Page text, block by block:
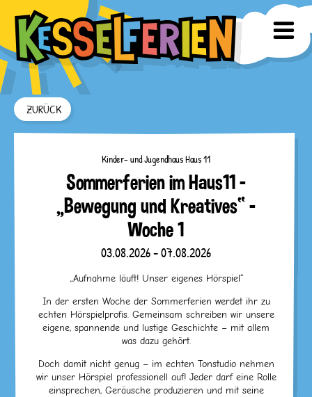
ZURÜCK
Kinder- und Jugendhaus Haus 11
Sommerferien im Haus11 –
„Bewegung und Kreatives“ –
Woche 1
03.08.2026 - 07.08.2026
„Aufnahme läuft! Unser eigenes Hörspiel“
In der ersten Woche der Sommerferien werdet ihr zu
echten Hörspielprofis. Gemeinsam schreiben wir unsere
eigene, spannende und lustige Geschichte – mit allem
was dazu gehört.
Doch damit nicht genug – im echten Tonstudio nehmen
wir unser Hörspiel professionell auf! Jeder darf eine Rolle
einsprechen, Geräusche produzieren und mit seine